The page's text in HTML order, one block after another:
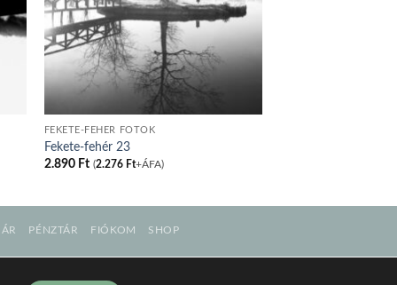
FEKETE-FEHÉR FOTÓK
Fekete-fehér 23
2.890 Ft (2.276 Ft+ÁFA)
PÉNZTÁR FIÓKOM SHOP